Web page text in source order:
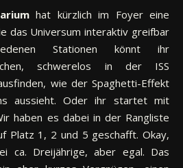
hat kürzlich im Foyer eine
das Universum interaktiv greifbar
Stationen könnt ihr
schwerelos in der ISS
wie der Spaghetti-Effekt
aussieht. Oder ihr startet mit
haben es dabei in der Rangliste
Platz 1, 2 und 5 geschafft. Okay,
ca. Dreijährige, aber egal. Das